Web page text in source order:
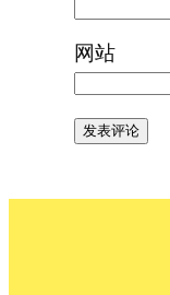
网站